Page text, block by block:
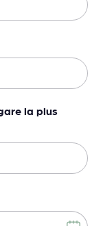
la plus